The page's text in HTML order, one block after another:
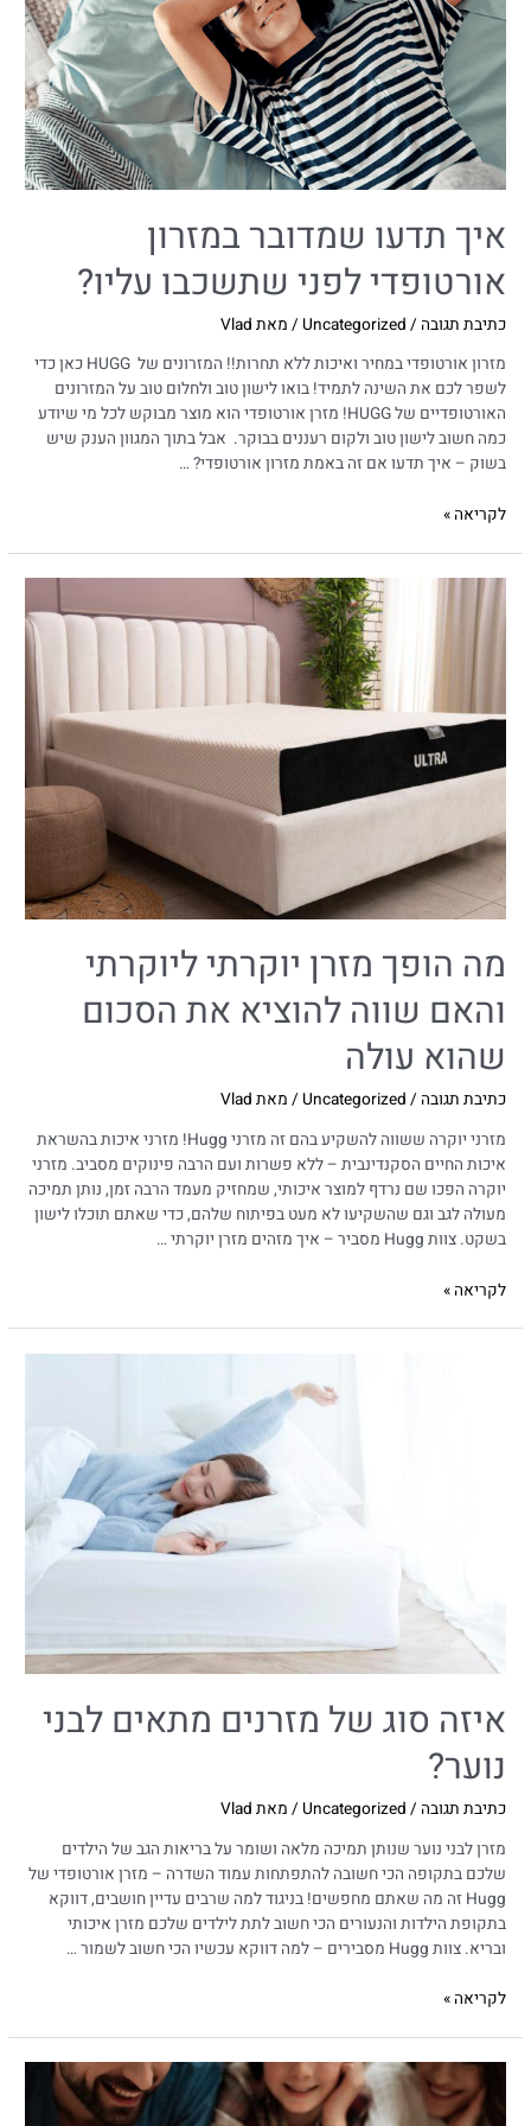
איך תדעו שמדובר במזרון
אורטופדי לפני שתשכבו עליו?
כתיבת תגובה /
Uncategorized / מאת Vlad
מזרון אורטופדי במחיר ואיכות ללא תחרות!! המזרונים של HUGG כאן כדי
לשפר לכם את השינה לתמיד! בואו לישון טוב ולחלום טוב על המזרונים
האורטופדיים של HUGG! מזרן אורטופדי הוא מוצר מבוקש לכל מי שיודע
כמה חשוב לישון טוב ולקום רעננים בבוקר. אבל בתוך המגוון הענק שיש
בשוק – איך תדעו אם זה באמת מזרון אורטופדי? …
לקריאה »
מה הופך מזרן יוקרתי ליוקרתי
והאם שווה להוציא את הסכום
שהוא עולה
כתיבת תגובה /
Uncategorized / מאת Vlad
מזרני יוקרה ששווה להשקיע בהם זה מזרני Hugg! מזרני איכות בהשראת
איכות החיים הסקנדינבית – ללא פשרות ועם הרבה פינוקים מסביב. מזרני
יוקרה הפכו שם נרדף למוצר איכותי, שמחזיק מעמד הרבה זמן, נותן תמיכה
מעולה לגב וגם שהשקיעו לא מעט בפיתוח שלהם, כדי שאתם תוכלו לישון
בשקט. צוות Hugg מסביר – איך מזהים מזרן יוקרתי …
לקריאה »
איזה סוג של מזרנים מתאים לבני
נוער?
כתיבת תגובה /
Uncategorized / מאת Vlad
מזרן לבני נוער שנותן תמיכה מלאה ושומר על בריאות הגב של הילדים
שלכם בתקופה הכי חשובה להתפתחות עמוד השדרה – מזרן אורטופדי של
Hugg זה מה שאתם מחפשים! בניגוד למה שרבים עדיין חושבים, דווקא
בתקופת הילדות והנעורים הכי חשוב לתת לילדים שלכם מזרן איכותי
ובריא. צוות Hugg מסבירים – למה דווקא עכשיו הכי חשוב לשמור …
לקריאה »